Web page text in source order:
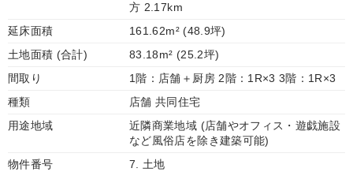
方 2.17km
延床面積
161.62m² (48.9坪)
土地面積 (合計)
83.18m² (25.2坪)
間取り
1階：店舗＋厨房 2階：1R×3 3階：1R×3
種類
店舗 共同住宅
用途地域
近隣商業地域 (店舗やオフィス・遊戯施設
など風俗店を除き建築可能)
物件番号
7. 土地